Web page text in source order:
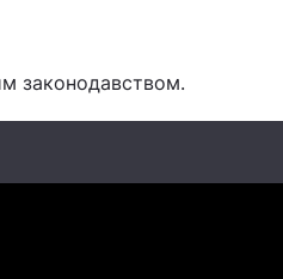
законодавством.